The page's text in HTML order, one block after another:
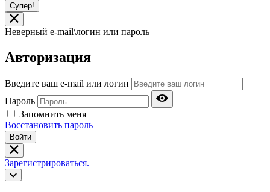
Супер!
Неверный e-mail\логин или пароль
Авторизация
Введите ваш e-mail или логин
Пароль
Запомнить меня
Восстановить пароль
Войти
Зарегистрироваться.